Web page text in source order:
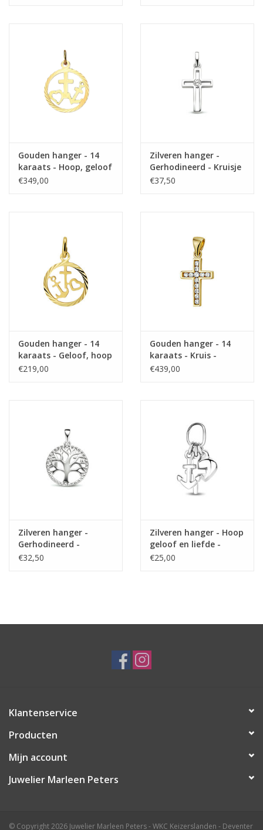
Gouden hanger - 14
karaats - Hoop, geloof
en liefde - In rand
€349,00
Zilveren hanger -
Gerhodineerd - Kruisje
- Zirkonia
€37,50
Gouden hanger - 14
karaats - Geloof, hoop
en liefde -
€219,00
Gouden hanger - 14
karaats - Kruis -
Zirkonia
€439,00
Zilveren hanger -
Gerhodineerd -
Levensboom
€32,50
Zilveren hanger - Hoop
geloof en liefde -
Gerhodineerd
€25,00
Klantenservice
Producten
Mijn account
Juwelier Marleen Peters
© Copyright 2026 Juwelier Marleen Peters - WKC Keizerslanden - Deventer